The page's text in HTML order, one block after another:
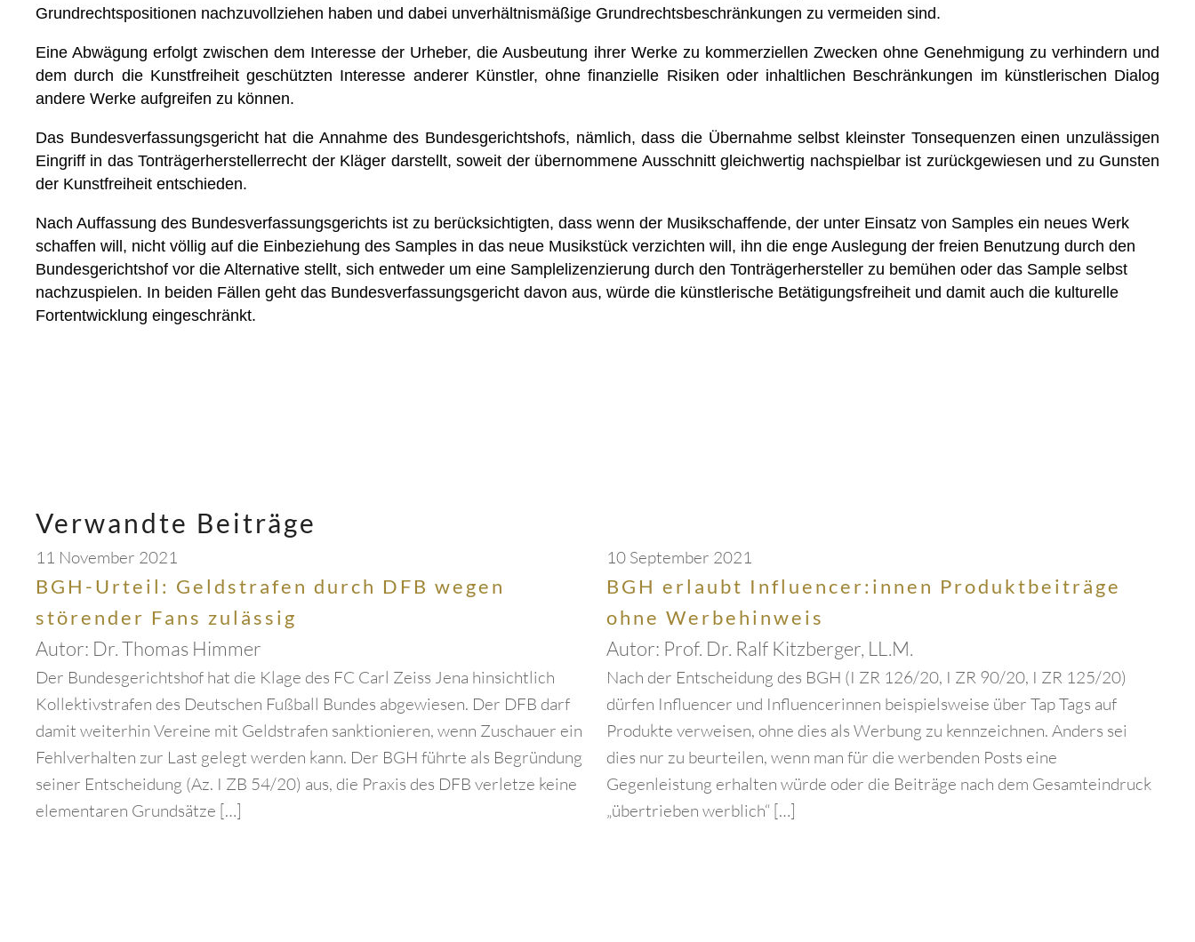
Grundrechtspositionen nachzuvollziehen haben und dabei unverhältnismäßige Grundrechtsbeschränkungen zu vermeiden sind.
Eine Abwägung erfolgt zwischen dem Interesse der Urheber, die Ausbeutung ihrer Werke zu kommerziellen Zwecken ohne Genehmigung zu verhindern und
dem durch die Kunstfreiheit geschützten Interesse anderer Künstler, ohne finanzielle Risiken oder inhaltlichen Beschränkungen im künstlerischen Dialog
andere Werke aufgreifen zu können.
Das Bundesverfassungsgericht hat die Annahme des Bundesgerichtshofs, nämlich, dass die Übernahme selbst kleinster Tonsequenzen einen unzulässigen
Eingriff in das Tonträgerherstellerrecht der Kläger darstellt, soweit der übernommene Ausschnitt gleichwertig nachspielbar ist zurückgewiesen und zu Gunsten
der Kunstfreiheit entschieden.
Nach Auffassung des Bundesverfassungsgerichts ist zu berücksichtigten, dass wenn der Musikschaffende, der unter Einsatz von Samples ein neues Werk
schaffen will, nicht völlig auf die Einbeziehung des Samples in das neue Musikstück verzichten will, ihn die enge Auslegung der freien Benutzung durch den
Bundesgerichtshof vor die Alternative stellt, sich entweder um eine Samplelizenzierung durch den Tonträgerhersteller zu bemühen oder das Sample selbst
nachzuspielen. In beiden Fällen geht das Bundesverfassungsgericht davon aus, würde die künstlerische Betätigungsfreiheit und damit auch die kulturelle
Fortentwicklung eingeschränkt.
Verwandte Beiträge
11 November 2021
BGH-Urteil: Geldstrafen durch DFB wegen
störender Fans zulässig
Autor: Dr. Thomas Himmer
Der Bundesgerichtshof hat die Klage des FC Carl Zeiss Jena hinsichtlich
Kollektivstrafen des Deutschen Fußball Bundes abgewiesen. Der DFB darf
damit weiterhin Vereine mit Geldstrafen sanktionieren, wenn Zuschauer ein
Fehlverhalten zur Last gelegt werden kann. Der BGH führte als Begründung
seiner Entscheidung (Az. I ZB 54/20) aus, die Praxis des DFB verletze keine
elementaren Grundsätze […]
10 September 2021
BGH erlaubt Influencer:innen Produktbeiträge
ohne Werbehinweis
Autor: Prof. Dr. Ralf Kitzberger, LL.M.
Nach der Entscheidung des BGH (I ZR 126/20, I ZR 90/20, I ZR 125/20)
dürfen Influencer und Influencerinnen beispielsweise über Tap Tags auf
Produkte verweisen, ohne dies als Werbung zu kennzeichnen. Anders sei
dies nur zu beurteilen, wenn man für die werbenden Posts eine
Gegenleistung erhalten würde oder die Beiträge nach dem Gesamteindruck
„übertrieben werblich“ […]